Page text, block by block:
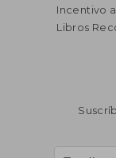
Incentivo
Libros